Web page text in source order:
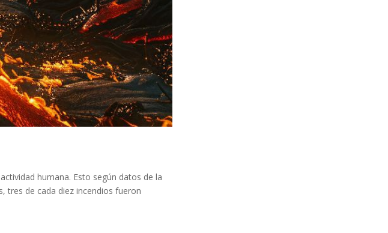
humana. Esto según datos de la
tres de cada diez incendios fueron